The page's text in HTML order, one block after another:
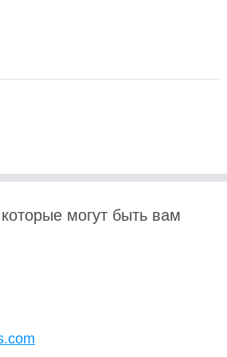
могут быть вам